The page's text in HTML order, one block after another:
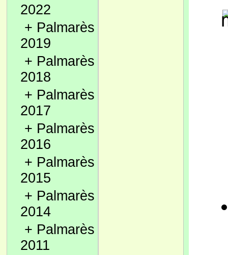
2022
+ Palmarès
2019
+ Palmarès
2018
+ Palmarès
2017
+ Palmarès
2016
+ Palmarès
2015
+ Palmarès
2014
+ Palmarès
2011